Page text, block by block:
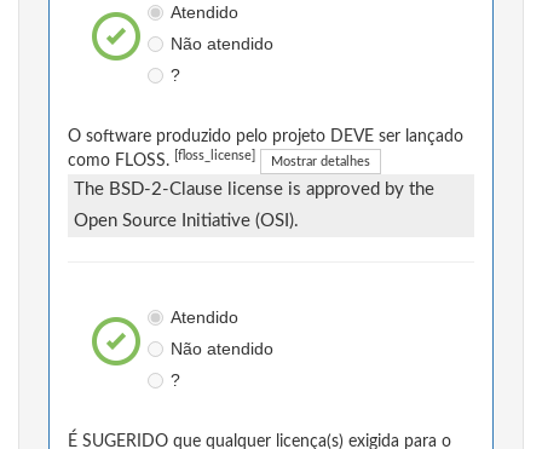
Atendido
Não atendido
?
O software produzido pelo projeto DEVE ser lançado
como FLOSS.
[floss_license] Mostrar detalhes
The BSD-2-Clause license is approved by the
Open Source Initiative (OSI).
Atendido
Não atendido
?
É SUGERIDO que qualquer licença(s) exigida para o